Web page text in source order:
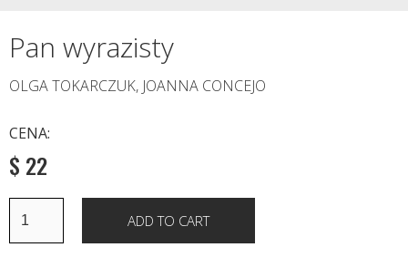
Pan wyrazisty
OLGA TOKARCZUK, JOANNA CONCEJO
CENA:
$ 22